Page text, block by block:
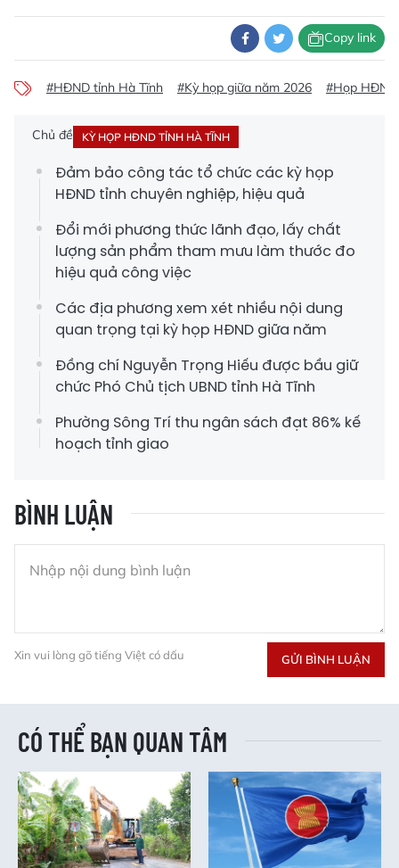
Copy link
#HĐND tỉnh Hà Tĩnh #Kỳ họp giữa năm 2026 #Họp
Chủ đề KỲ HỌP HĐND TỈNH HÀ TĨNH
Đảm bảo công tác tổ chức các kỳ họp
HĐND tỉnh chuyên nghiệp, hiệu quả
Đổi mới phương thức lãnh đạo, lấy chất
lượng sản phẩm tham mưu làm thước đo
hiệu quả công việc
Các địa phương xem xét nhiều nội dung
quan trọng tại kỳ họp HĐND giữa năm
Đồng chí Nguyễn Trọng Hiếu được bầu giữ
chức Phó Chủ tịch UBND tỉnh Hà Tĩnh
Phường Sông Trí thu ngân sách đạt 86% kế
hoạch tỉnh giao
BÌNH LUẬN
Xin vui lòng gõ tiếng Việt có dấu GỬI BÌNH LUẬN
CÓ THỂ BẠN QUAN TÂM